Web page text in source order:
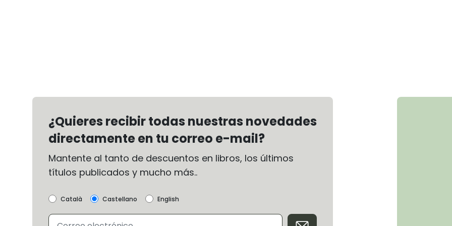
¿Quieres recibir todas nuestras novedades
directamente en tu correo e-mail?
Mantente al tanto de descuentos en libros, los últimos
títulos publicados y mucho más..
Català Castellano English